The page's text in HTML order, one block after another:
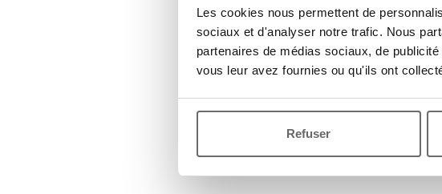
Les cookies nous permettent de
sociaux et d'analyser notre trafic. Nous
partenaires de médias sociaux, de
vous leur avez fournies ou qu'ils ont
Refuser